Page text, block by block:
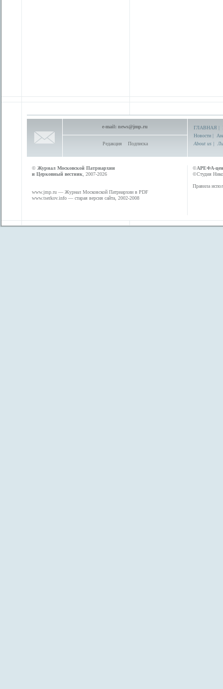
e-mail: news@jmp.ru
Редакция Подписка
ГЛАВНАЯ |
Новости |
About us |
© Журнал Московской Патриархии
и Церковный вестник , 2007-2026
www.jmp.ru — Журнал Московской Патриархии в PDF
www.tserkov.info — старая версия сайта, 2002-2008
©АРЕФА-
©Студия
Правила